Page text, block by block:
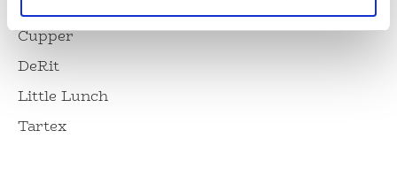
Cupper
DeRit
Little Lunch
Tartex